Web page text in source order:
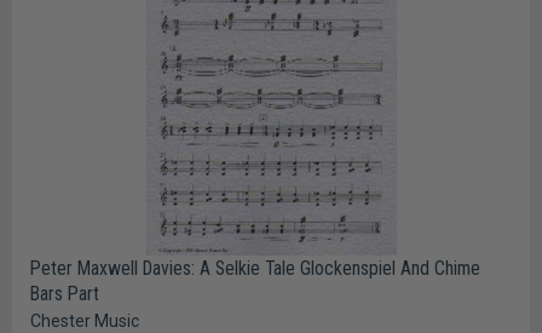
Peter Maxwell Davies: A Selkie Tale Glockenspiel And Chime
Bars Part
Chester Music